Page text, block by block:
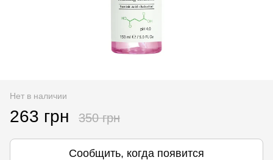
Нет в наличии
263 грн 350 грн
Сообщить, когда появится